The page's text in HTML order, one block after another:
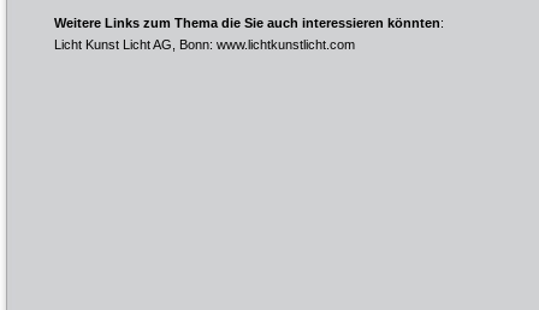
Weitere Links zum Thema die Sie auch interessieren könnten:
Licht Kunst Licht AG, Bonn: www.lichtkunstlicht.com